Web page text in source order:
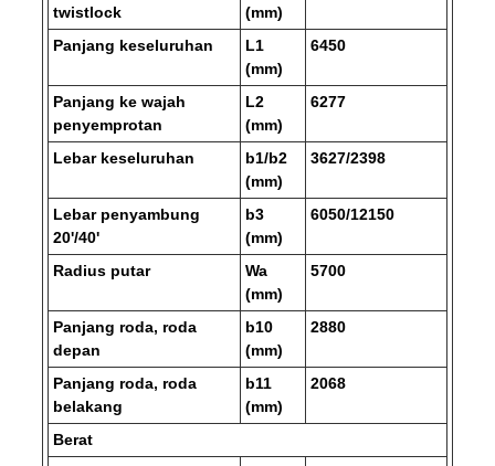
twistlock
(mm)
Panjang keseluruhan
L1
(mm)
6450
Panjang ke wajah
penyemprotan
L2
(mm)
6277
Lebar keseluruhan
b1/b2
(mm)
3627/2398
Lebar penyambung
20'/40'
b3
(mm)
6050/12150
Radius putar
Wa
(mm)
5700
Panjang roda, roda
depan
b10
(mm)
2880
Panjang roda, roda
belakang
b11
(mm)
2068
Berat